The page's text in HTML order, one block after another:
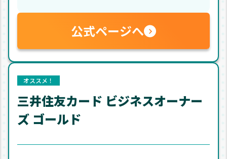
公式ページへ
オススメ！
三井住友カード ビジネスオーナー
ズ ゴールド